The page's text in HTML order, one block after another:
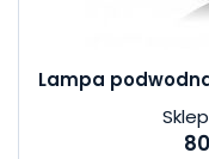
Lampa podwodna